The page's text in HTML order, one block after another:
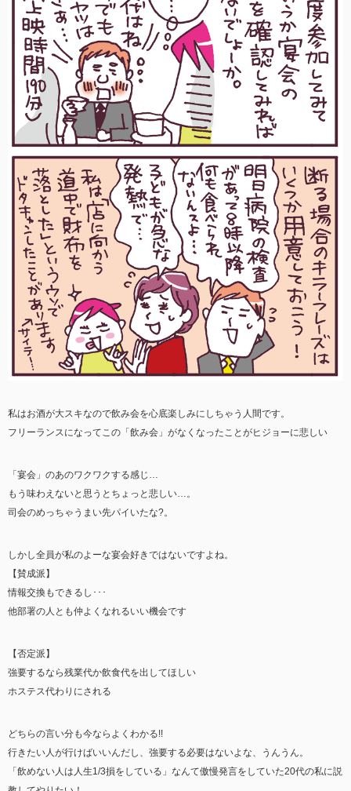
私はお酒が大スキなので飲み会を心底楽しみにしちゃう人間です。
フリーランスになってこの「飲み会」がなくなったことがヒジョーに悲しい
「宴会」のあのワクワクする感じ…
もう味わえないと思うとちょっと悲しい…。
司会のめっちゃうまい先パイいたな?。
しかし全員が私のよーな宴会好きではないですよね。
【賛成派】
情報交換もできるし･･･
他部署の人とも仲よくなれるいい機会です
【否定派】
強要するなら残業代か飲食代を出してほしい
ホステス代わりにされる
どちらの言い分も今ならよくわかる!!
行きたい人が行けばいいんだし、強要する必要はないよな、うんうん。
「飲めない人は人生1/3損をしている」なんて傲慢発言をしていた20代の私に説